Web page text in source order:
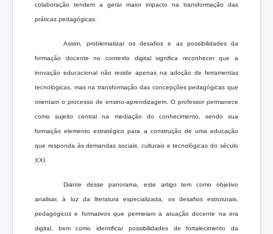
colaboração tendem a gerar maior impacto na transformação das
práticas pedagógicas.
Assim, problematizar os desafios e as possibilidades da
formação docente no contexto digital significa reconhecer que a
inovação educacional não reside apenas na adoção de ferramentas
tecnológicas, mas na transformação das concepções pedagógicas que
orientam o processo de ensino-aprendizagem. O professor permanece
como sujeito central na mediação do conhecimento, sendo sua
formação elemento estratégico para a construção de uma educação
que responda às demandas sociais, culturais e tecnológicas do século
XXI.
Diante desse panorama, este artigo tem como objetivo
analisar, à luz da literatura especializada, os desafios estruturais,
pedagógicos e formativos que permeiam a atuação docente na era
digital, bem como identificar possibilidades de fortalecimento da